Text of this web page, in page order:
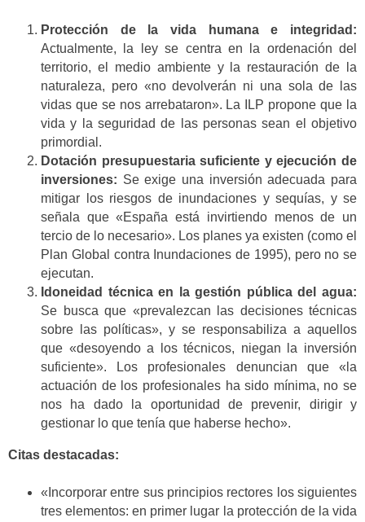
Protección de la vida humana e integridad:
Actualmente, la ley se centra en la ordenación del
territorio, el medio ambiente y la restauración de la
naturaleza, pero «no devolverán ni una sola de las
vidas que se nos arrebataron». La ILP propone que la
vida y la seguridad de las personas sean el objetivo
primordial.
Dotación presupuestaria suficiente y ejecución de
inversiones: Se exige una inversión adecuada para
mitigar los riesgos de inundaciones y sequías, y se
señala que «España está invirtiendo menos de un
tercio de lo necesario». Los planes ya existen (como el
Plan Global contra Inundaciones de 1995), pero no se
ejecutan.
Idoneidad técnica en la gestión pública del agua:
Se busca que «prevalezcan las decisiones técnicas
sobre las políticas», y se responsabiliza a aquellos
que «desoyendo a los técnicos, niegan la inversión
suficiente». Los profesionales denuncian que «la
actuación de los profesionales ha sido mínima, no se
nos ha dado la oportunidad de prevenir, dirigir y
gestionar lo que tenía que haberse hecho».
Citas destacadas:
«Incorporar entre sus principios rectores los siguientes
tres elementos: en primer lugar la protección de la vida